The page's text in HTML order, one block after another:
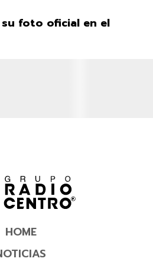
foto oficial en el
HOME